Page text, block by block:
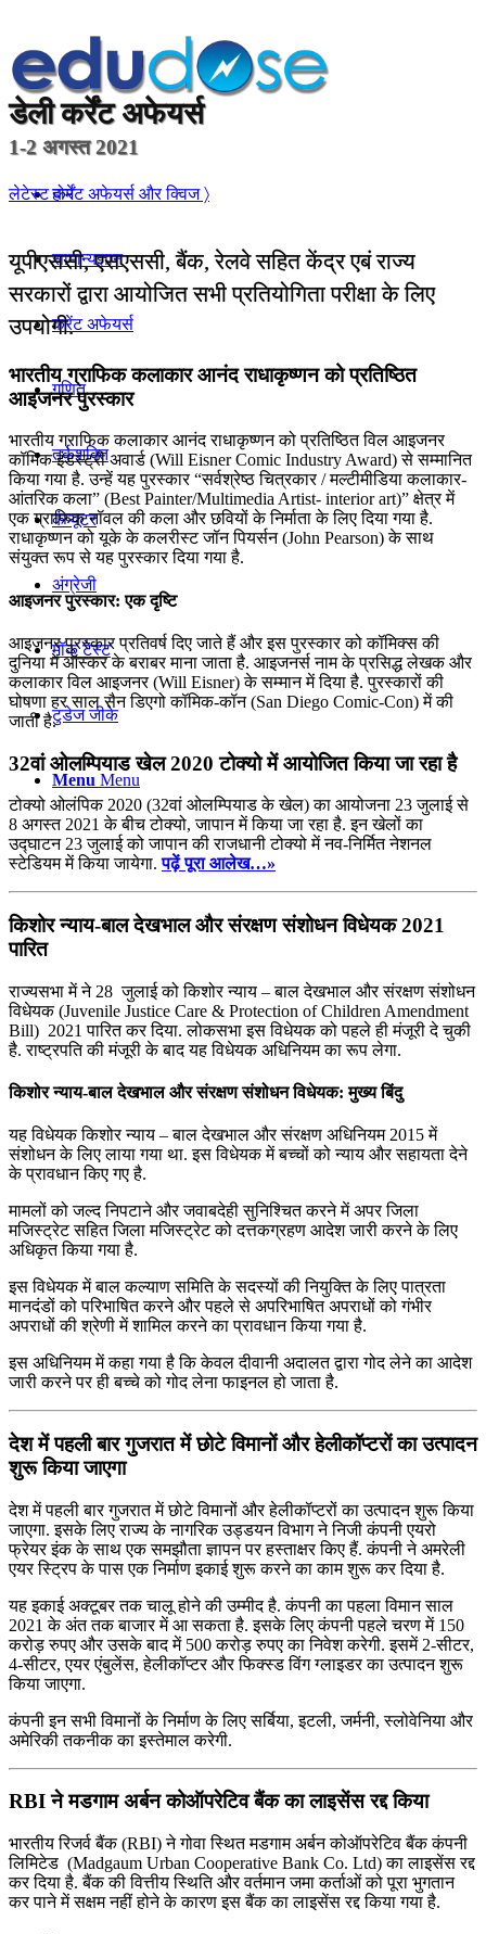
होम
सामान्यज्ञान
करेंट अफेयर्स
गणित
तर्कशक्ति
कंप्यूटर
अंग्रेजी
मॉक टेस्ट
टुडेज जीके
Menu Menu
डेली कर्रेंट अफेयर्स
1-2 अगस्त 2021
लेटेस्ट कर्रेंट अफेयर्स और क्विज 〉
यूपीएससी, एसएससी, बैंक, रेलवे सहित केंद्र एबं राज्य
सरकारों द्वारा आयोजित सभी प्रतियोगिता परीक्षा के लिए
उपयोगी.
भारतीय ग्राफिक कलाकार आनंद राधाकृष्णन को प्रतिष्ठित
आइजनर पुरस्कार
भारतीय ग्राफिक कलाकार आनंद राधाकृष्णन को प्रतिष्ठित विल आइजनर
कॉमिक इंडस्ट्री अवार्ड (Will Eisner Comic Industry Award) से सम्मानित
किया गया है. उन्हें यह पुरस्कार “सर्वश्रेष्ठ चित्रकार / मल्टीमीडिया कलाकार-
आंतरिक कला” (Best Painter/Multimedia Artist- interior art)” क्षेत्र में
एक ग्राफिक नॉवल की कला और छवियों के निर्माता के लिए दिया गया है.
राधाकृष्णन को यूके के कलरीस्ट जॉन पियर्सन (John Pearson) के साथ
संयुक्त रूप से यह पुरस्कार दिया गया है.
आइजनर पुरस्कार: एक दृष्टि
आइजनर पुरस्कार प्रतिवर्ष दिए जाते हैं और इस पुरस्कार को कॉमिक्स की
दुनिया में ऑस्कर के बराबर माना जाता है. आइजनर्स नाम के प्रसिद्ध लेखक और
कलाकार विल आइजनर (Will Eisner) के सम्मान में दिया है. पुरस्कारों की
घोषणा हर साल सैन डिएगो कॉमिक-कॉन (San Diego Comic-Con) में की
जाती है.
32वां ओलम्पियाड खेल 2020 टोक्यो में आयोजित किया जा रहा है
टोक्यो ओलंपिक 2020 (32वां ओलम्पियाड के खेल) का आयोजना 23 जुलाई से
8 अगस्त 2021 के बीच टोक्यो, जापान में किया जा रहा है. इन खेलों का
उद्घाटन 23 जुलाई को जापान की राजधानी टोक्‍यो में नव-निर्मित नेशनल
स्टेडियम में किया जायेगा.पढ़ें पूरा आलेख…»
किशोर न्‍याय-बाल देखभाल और संरक्षण संशोधन विधेयक 2021
पारित
राज्‍यसभा में ने 28 जुलाई को किशोर न्‍याय – बाल देखभाल और संरक्षण संशोधन
विधेयक (Juvenile Justice Care & Protection of Children Amendment
Bill) 2021 पारित कर दिया. लोकसभा इस विधेयक को पहले ही मंजूरी दे चुकी
है. राष्ट्रपति की मंजूरी के बाद यह विधेयक अधिनियम का रूप लेगा.
किशोर न्‍याय-बाल देखभाल और संरक्षण संशोधन विधेयक: मुख्य बिंदु
यह विधेयक किशोर न्‍याय – बाल देखभाल और संरक्षण अधिनियम 2015 में
संशोधन के लिए लाया गया था. इस विधेयक में बच्‍चों को न्‍याय और सहायता देने
के प्रावधान किए गए है.
मामलों को जल्‍द निपटाने और जवाबदेही सुनिश्चित करने में अपर जिला
मजिस्‍ट्रेट सहित जिला मजिस्‍ट्रेट को दत्तकग्रहण आदेश जारी करने के लिए
अधिकृत किया गया है.
इस विधेयक में बाल कल्‍याण समिति के सदस्‍यों की नियुक्ति के लिए पात्रता
मानदंडों को परिभाषित करने और पहले से अपरिभाषित अपराधों को गंभीर
अपराधों की श्रेणी में शामिल करने का प्रावधान किया गया है.
इस अधिनियम में कहा गया है कि केवल दीवानी अदालत द्वारा गोद लेने का आदेश
जारी करने पर ही बच्चे को गोद लेना फाइनल हो जाता है.
देश में पहली बार गुजरात में छोटे विमानों और हेलीकॉप्टरों का उत्पादन
शुरू किया जाएगा
देश में पहली बार गुजरात में छोटे विमानों और हेलीकॉप्टरों का उत्पादन शुरू किया
जाएगा. इसके लिए राज्य के नागरिक उड्डयन विभाग ने निजी कंपनी एयरो
फ्रेयर इंक के साथ एक समझौता ज्ञापन पर हस्ताक्षर किए हैं. कंपनी ने अमरेली
एयर स्ट्रिप के पास एक निर्माण इकाई शुरू करने का काम शुरू कर दिया है.
यह इकाई अक्टूबर तक चालू होने की उम्मीद है. कंपनी का पहला विमान साल
2021 के अंत तक बाजार में आ सकता है. इसके लिए कंपनी पहले चरण में 150
करोड़ रुपए और उसके बाद में 500 करोड़ रुपए का निवेश करेगी. इसमें 2-सीटर,
4-सीटर, एयर एंबुलेंस, हेलीकॉप्टर और फिक्स्ड विंग ग्लाइडर का उत्पादन शुरू
किया जाएगा.
कंपनी इन सभी विमानों के निर्माण के लिए सर्बिया, इटली, जर्मनी, स्लोवेनिया और
अमेरिकी तकनीक का इस्तेमाल करेगी.
RBI ने मडगाम अर्बन कोऑपरेटिव बैंक का लाइसेंस रद्द किया
भारतीय रिजर्व बैंक (RBI) ने गोवा स्थित मडगाम अर्बन कोऑपरेटिव बैंक कंपनी
लिमिटेड (Madgaum Urban Cooperative Bank Co. Ltd) का लाइसेंस रद्द
कर दिया है. बैंक की वित्तीय स्थिति और वर्तमान जमा कर्ताओं को पूरा भुगतान
कर पाने में सक्षम नहीं होने के कारण इस बैंक का लाइसेंस रद्द किया गया है.